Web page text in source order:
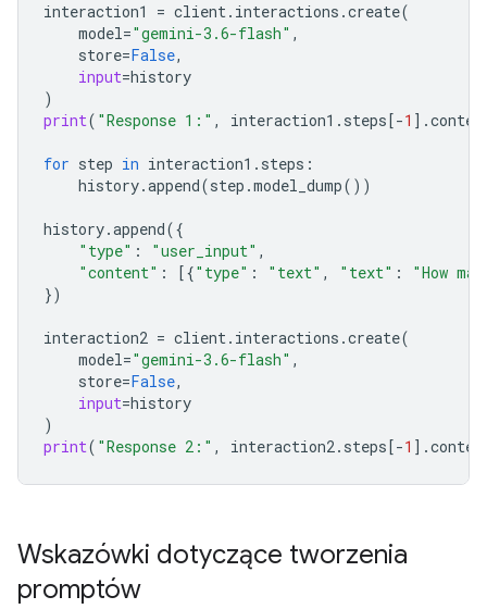
interaction1 = client. interactions .create(
model="gemini-3.6-flash" ,
store=False,
input=history
)
print( "Response 1:" , interaction1 . steps[-1 ] .
for step in interaction1 . steps :
history.append(step .model_dump())
history.append({
"type" : "user_input" ,
"content" : [{"type" : "text" , "text" :
"How
})
interaction2 = client. interactions .create(
model="gemini-3.6-flash" ,
store=False,
input=history
)
print( "Response 2:" , interaction2. steps[-1 ] .
Wskazówki dotyczące tworzenia
promptów